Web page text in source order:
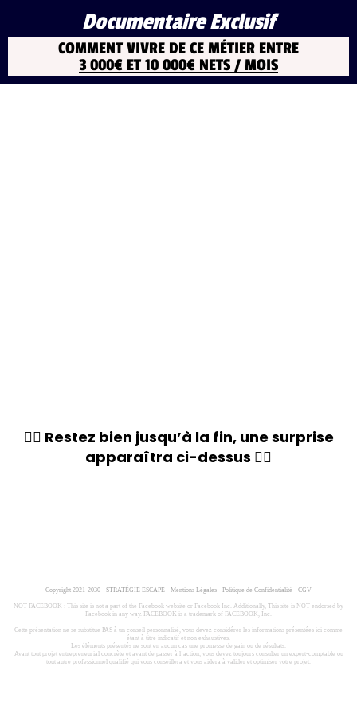
Documentaire Exclusif
COMMENT VIVRE DE CE MÉTIER ENTRE
3 000€ ET 10 000€ NETS / MOIS
👆🏼 Restez bien jusqu’à la fin, une surprise
apparaîtra ci-dessus 👆🏼
Copyright 2021-2030 - STRATÉGIE ESCAPE - Mentions Légales - Politique de Confidentialité - CGV
NOT FACEBOOK : This site is not a part of the Facebook website or Facebook Inc. Additionally, This site is NOT endorsed by
Facebook in any way. FACEBOOK is a trademark of FACEBOOK, Inc.
Cette présentation ne se substitue PAS à un conseil personnalisé, vous devez considérer les informations présentées ici comme
étant à titre indicatif et non exhaustives.
Les éléments présentés ne sont en aucun cas une promesse de gain ou de résultats.
Avant tout projet entrepreneurial concrète et avant de passer à l’action, vous devez toujours consulter un expert-comptable ou
tout autre professionnel qualifié qui vous conseillera et vous aidera à valider et optimiser votre projet.